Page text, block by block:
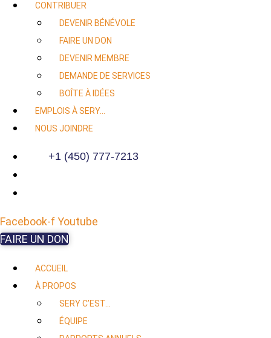
CONTRIBUER
DEVENIR BÉNÉVOLE
FAIRE UN DON
DEVENIR MEMBRE
DEMANDE DE SERVICES
BOÎTE À IDÉES
EMPLOIS À SERY…
NOUS JOINDRE
+1 (450) 777-7213
Facebook-fYoutube
FAIRE UN DON
ACCUEIL
À PROPOS
SERY C’EST…
ÉQUIPE